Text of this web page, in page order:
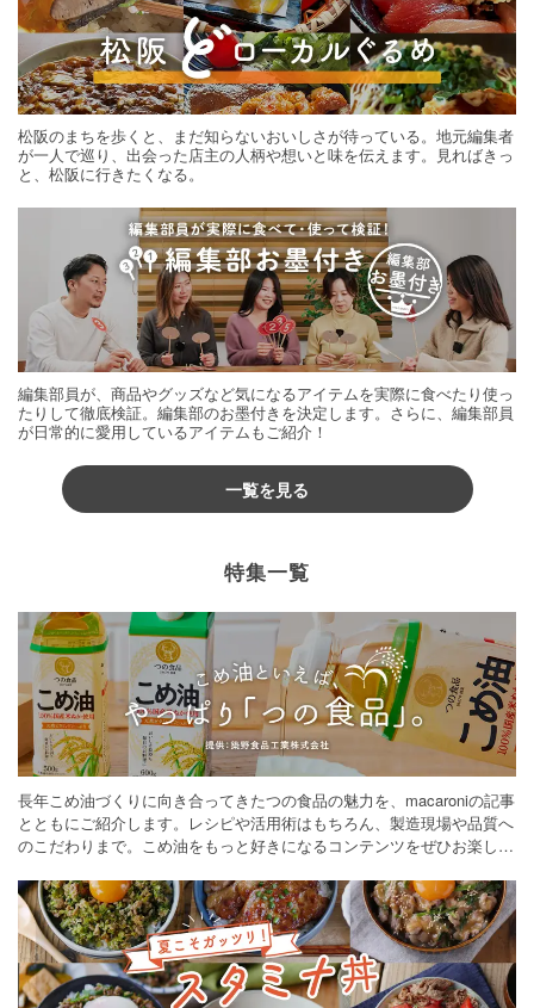
松阪のまちを歩くと、まだ知らないおいしさが待っている。地元編集者
が一人で巡り、出会った店主の人柄や想いと味を伝えます。見ればきっ
と、松阪に行きたくなる。
編集部員が、商品やグッズなど気になるアイテムを実際に食べたり使っ
たりして徹底検証。編集部のお墨付きを決定します。さらに、編集部員
が日常的に愛用しているアイテムもご紹介！
一覧を見る
特集一覧
長年こめ油づくりに向き合ってきたつの食品の魅力を、macaroniの記事
とともにご紹介します。レシピや活用術はもちろん、製造現場や品質へ
のこだわりまで。こめ油をもっと好きになるコンテンツをぜひお楽しみ